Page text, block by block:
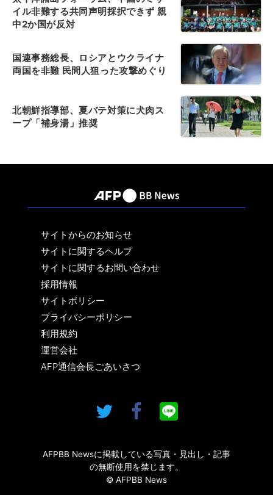
イル非難する共同声明採択できず 親
中2か国が反対
国連事務総長、ロシアとウクライナ
両国を非難 民間人狙った攻撃めぐり
北朝鮮指導部、夏バテ対策に犬肉ス
ープ「補身湯」推奨
サイトからのお知らせ
サイトに関するヘルプ
サイトに関するお問い合わせ
採用情報
サイトポリシー
プライバシーポリシー
利用規約
運営会社
AFP通信会長ごあいさつ
AFPBB Newsに掲載している写真・見出し・記事
の無断使用を禁じます。
© AFPBB News